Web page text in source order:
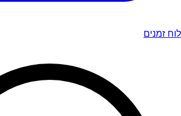
לוח זמנים